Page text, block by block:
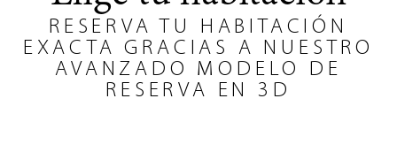
RESERVA TU HABITACIÓN
EXACTA GRACIAS A NUESTRO
AVANZADO MODELO DE
RESERVA EN 3D